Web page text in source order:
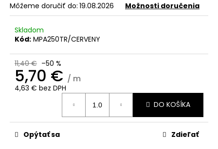
Môžeme doručiť do: 19.08.2026 Možnosti doručenia
Skladom
Kód: MPA250TR/CERVENY
11,40 € –50 %
5,70 € / m
4,63 € bez DPH
DO KOŠÍKA
Opýtať sa Zdieľať
ú
č
a
m
e